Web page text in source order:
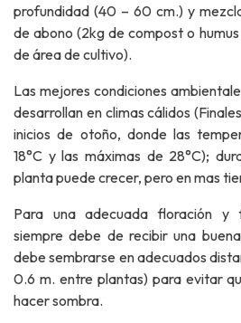
profundidad (40 – 60 cm.) y
de abono (2kg de compost o
de área de cultivo).
Las mejores condiciones
desarrollan en climas cálidos
inicios de otoño, donde las
18°C y las máximas de 28°C);
planta puede crecer, pero en mas
Para una adecuada floración y
siempre debe de recibir una
debe sembrarse en adecuados
0.6 m. entre plantas) para evitar
hacer sombra.